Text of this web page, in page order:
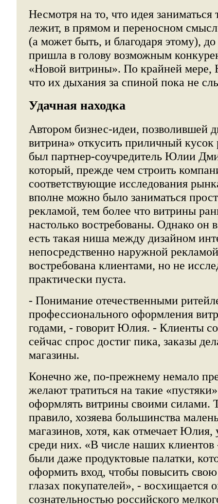
Несмотря на то, что идея заниматься
лежит, в прямом и переносном
(а может быть, и благодаря этому),
пришла в голову возможным
«Новой витрины». По крайней мере,
что их дыхания за спиной пока не
Удачная находка
Автором бизнес-идеи, позволившей
витрина» откусить приличный
был партнер-соучредитель Юлии
который, прежде чем строить
соответствующие исследования
вполне можно было заниматься
рекламой, тем более что витрины
настолько востребованы. Однако он
есть такая ниша между дизайном
непосредственно наружной
востребована клиентами, но не
практически пуста.
- Понимание отечественными
профессионального оформления
годами, - говорит Юлия. - Клиенты
сейчас спрос достиг пика, заказы
магазины.
Конечно же, по-прежнему немало
желают тратиться на такие
оформлять витрины своими силами.
правило, хозяева большинства
магазинов, хотя, как отмечает Юлия,
среди них. «В числе наших
были даже продуктовые палатки,
оформить вход, чтобы повысить свою
глазах покупателей», - восхищается
сознательностью российского